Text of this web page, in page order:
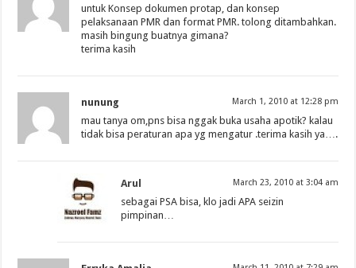
untuk Konsep dokumen protap, dan konsep
pelaksanaan PMR dan format PMR. tolong ditambahkan.
masih bingung buatnya gimana?
terima kasih
nunung March 1, 2010 at 12:28 pm
mau tanya om,pns bisa nggak buka usaha apotik? kalau
tidak bisa peraturan apa yg mengatur .terima kasih ya….
Arul March 23, 2010 at 3:04 am
sebagai PSA bisa, klo jadi APA seizin
pimpinan…